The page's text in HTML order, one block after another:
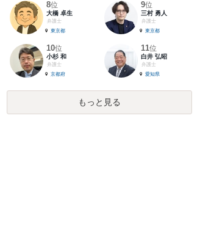
8位
大橋 卓生
弁護士
東京都
9位
三村 勇人
弁護士
東京都
10位
小杉 和
弁護士
京都府
11位
白井 弘昭
弁護士
愛知県
もっと見る